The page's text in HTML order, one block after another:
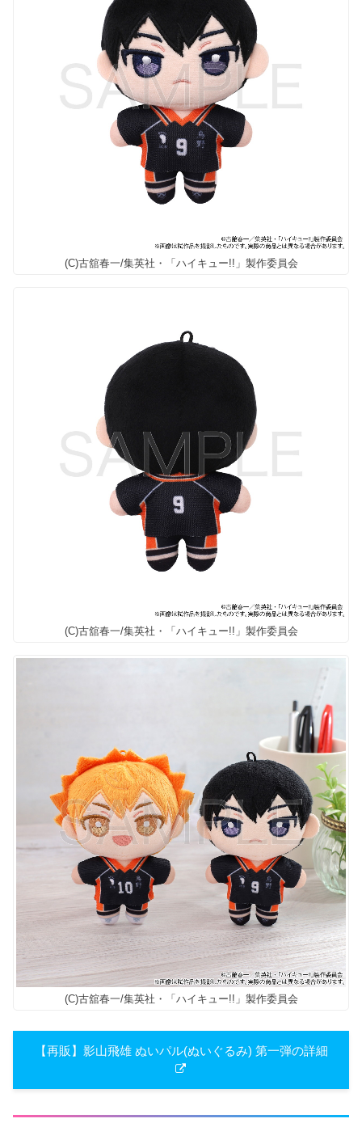
(C)古舘春一/集英社・「ハイキュー!!」製作委員会
(C)古舘春一/集英社・「ハイキュー!!」製作委員会
(C)古舘春一/集英社・「ハイキュー!!」製作委員会
【再販】​影山飛雄 ぬいパル(ぬいぐる​み) 第一弾の詳細